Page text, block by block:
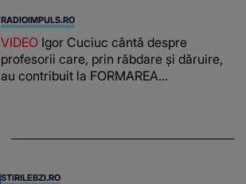
românca ucisă în Italia și ascunsă în
lada unui pat: " Îmi pare rău că nu am
reușit să fac mai mult pentru ea și..."
RADIOIMPULS.RO
VIDEO Igor Cuciuc cântă despre
profesorii care, prin răbdare și dăruire,
au contribuit la FORMAREA
chiar și după trecerea anilor: "De
STIRILEBZI.RO